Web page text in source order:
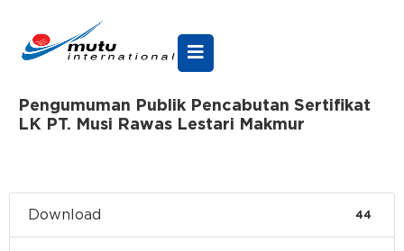
Pengumuman Publik Pencabutan Sertifikat
LK PT. Musi Rawas Lestari Makmur
Download 44